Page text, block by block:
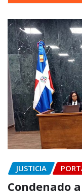
JUSTICIA
Condenado